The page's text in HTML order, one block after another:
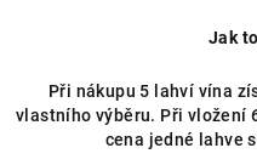
Jak
Při nákupu 5 lahví vína
vlastního výběru. Při vložení
cena jedné lahve